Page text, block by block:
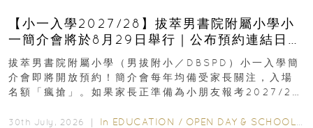
【小一入學2027/28】拔萃男書院附屬小學小
一簡介會將於8月29日舉行｜公布預約連結日期
｜更設有網上重溫
拔萃男書院附屬小學（男拔附小／DBSPD）小一入學簡
介會即將開放預約！簡介會每年均備受家長關注，入場
名額「瘋搶」。如果家長正準備為小朋友報考2027/28
30th July, 2026 ｜ In EDUCATION / OPEN DAY & SCHOOL EVENTS